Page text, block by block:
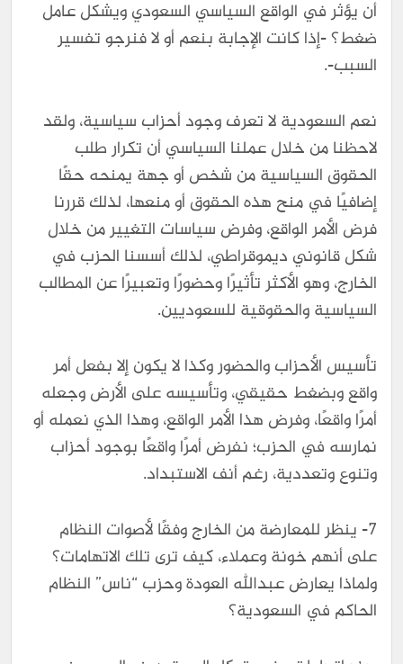
أن يؤثر في الواقع السياسي السعودي ويشكل عامل
ضغط؟ -إذا كانت الإجابة بنعم أو لا فنرجو تفسير
السبب-.
نعم السعودية لا تعرف وجود أحزاب سياسية، ولقد
لاحظنا من خلال عملنا السياسي أن تكرار طلب
الحقوق السياسية من شخص أو جهة يمنحه حقًا
إضافيًا في منح هذه الحقوق أو منعها، لذلك قررنا
فرض الأمر الواقع، وفرض سياسات التغيير من خلال
شكل قانوني ديموقراطي، لذلك أسسنا الحزب في
الخارج، وهو الأكثر تأثيرًا وحضورًا وتعبيرًا عن المطالب
السياسية والحقوقية للسعوديين.
تأسيس الأحزاب والحضور وكذا لا يكون إلا بفعل أمر
واقع وبضغط حقيقي، وتأسيسه على الأرض وجعله
أمرًا واقعًا، وفرض هذا الأمر الواقع، وهذا الذي نعمله أو
نمارسه في الحزب؛ نفرض أمرًا واقعًا بوجود أحزاب
وتنوع وتعددية، رغم أنف الاستبداد.
7- ينظر للمعارضة من الخارج وفقًا لأصوات النظام
على أنهم خونة وعملاء، كيف ترى تلك الاتهامات؟
ولماذا يعارض عبدالله العودة وحزب “ناس” النظام
الحاكم في السعودية؟